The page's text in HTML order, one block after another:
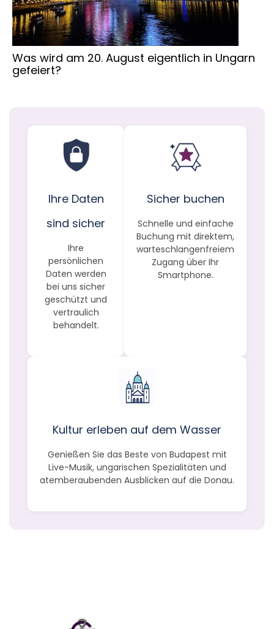
Was wird am 20. August eigentlich in Ungarn
gefeiert?
Ihre Daten
sind sicher
Ihre
persönlichen
Daten werden
bei uns sicher
geschützt und
vertraulich
behandelt.
Sicher buchen
Schnelle und einfache
Buchung mit direktem,
warteschlangenfreiem
Zugang über Ihr
Smartphone.
Kultur erleben auf dem Wasser
Genießen Sie das Beste von Budapest mit
Live-Musik, ungarischen Spezialitäten und
atemberaubenden Ausblicken auf die Donau.